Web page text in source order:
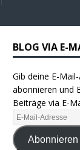
BLOG VIA E-
Gib deine E-
abonnieren und
Beiträge via E-
Abonnieren